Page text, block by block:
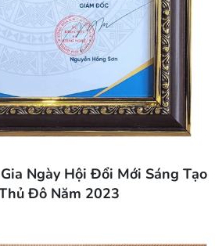
Ngày Hội Đổi Mới Sáng Tạo
Đô Năm 2023